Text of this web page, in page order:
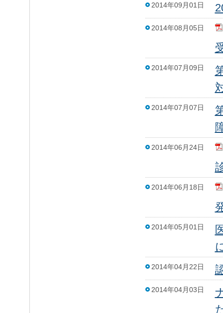
2014年09月01日
2014年08月05日
2014年07月09日
2014年07月07日
2014年06月24日
2014年06月18日
2014年05月01日
2014年04月22日
2014年04月03日